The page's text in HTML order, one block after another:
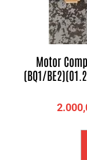
Motor
(BQ1/